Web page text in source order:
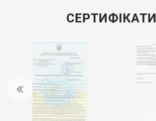
СЕРТИФІКАТИ